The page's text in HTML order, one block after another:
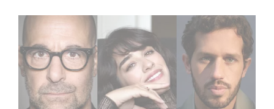
Le riprese di Masterplan sono ufficialmente iniziate in